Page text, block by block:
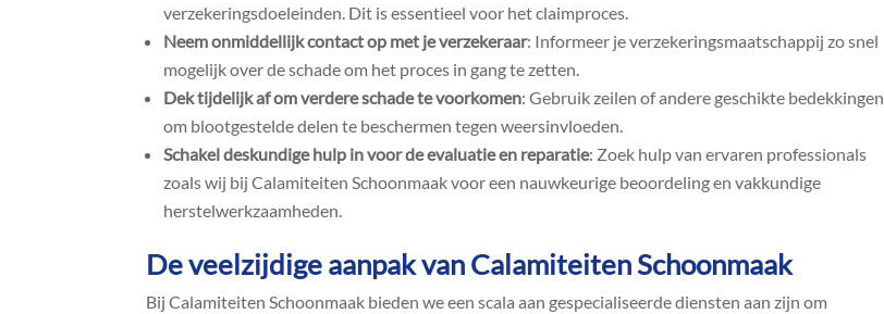
verzekeringsdoeleinden.​ Dit is essentieel voor het claimproces.​
Neem onmiddellijk contact op met je verzekeraar: Informeer je verzekeringsmaatschappij zo snel
mogelijk over de schade om het proces in gang te zetten.​
Dek tijdelijk af om verdere schade te voorkomen: Gebruik zeilen of andere geschikte bedekkingen
om blootgestelde delen te beschermen tegen weersinvloeden.​
Schakel deskundige hulp in voor de evaluatie en reparatie: Zoek hulp van ervaren professionals
zoals wij bij Calamiteiten Schoonmaak voor een nauwkeurige beoordeling en vakkundige
herstelwerkzaamheden.​
De veelzijdige aanpak van Calamiteiten Schoonmaak
Bij Calamiteiten Schoonmaak bieden we een scala aan gespecialiseerde diensten aan zijn om